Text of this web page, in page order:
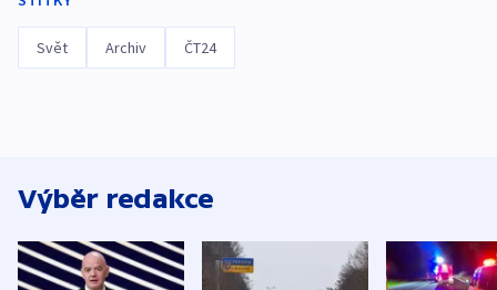
Svět Archiv ČT24
Výběr redakce